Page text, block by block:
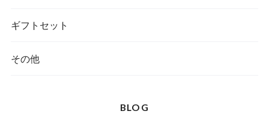
ギフトセット
その他
BLOG